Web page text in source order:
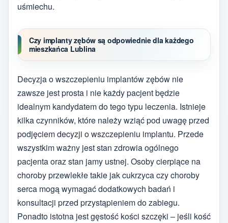
uśmiechu.
Czy implanty zębów są odpowiednie dla każdego
mieszkańca Lublina
Decyzja o wszczepieniu implantów zębów nie
zawsze jest prosta i nie każdy pacjent będzie
idealnym kandydatem do tego typu leczenia. Istnieje
kilka czynników, które należy wziąć pod uwagę przed
podjęciem decyzji o wszczepieniu implantu. Przede
wszystkim ważny jest stan zdrowia ogólnego
pacjenta oraz stan jamy ustnej. Osoby cierpiące na
choroby przewlekłe takie jak cukrzyca czy choroby
serca mogą wymagać dodatkowych badań i
konsultacji przed przystąpieniem do zabiegu.
Ponadto istotna jest gęstość kości szczęki – jeśli kość